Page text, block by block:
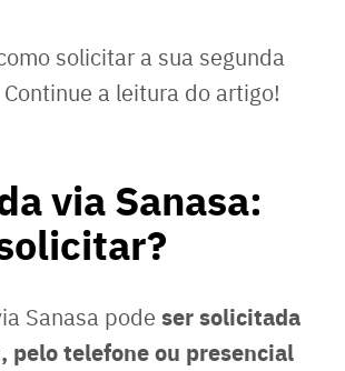
solicitar a sua segunda
a leitura do artigo!
via Sanasa:
Sanasa pode ser solicitada
pelo telefone ou presencial